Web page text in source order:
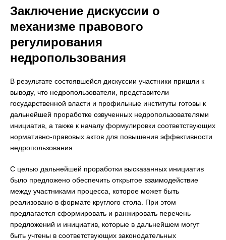
Заключение дискуссии о
механизме правового
регулирования
недропользования
В результате состоявшейся дискуссии участники пришли к
выводу, что недропользователи, представители
государственной власти и профильные институты готовы к
дальнейшей проработке озвученных недропользователями
инициатив, а также к началу формулировки соответствующих
нормативно-правовых актов для повышения эффективности
недропользования.
С целью дальнейшей проработки высказанных инициатив
было предложено обеспечить открытое взаимодействие
между участниками процесса, которое может быть
реализовано в формате круглого стола. При этом
предлагается сформировать и ранжировать перечень
предложений и инициатив, которые в дальнейшем могут
быть учтены в соответствующих законодательных